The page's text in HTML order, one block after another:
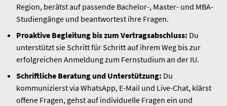
Region, berätst auf passende Bachelor-, Master- und MBA-
Studiengänge und beantwortest ihre Fragen.
Proaktive Begleitung bis zum Vertragsabschluss: Du
unterstützt sie Schritt für Schritt auf ihrem Weg bis zur
erfolgreichen Anmeldung zum Fernstudium an der IU.
Schriftliche Beratung und Unterstützung: Du
kommunizierst via WhatsApp, E-Mail und Live-Chat, klärst
offene Fragen, gehst auf individuelle Fragen ein und